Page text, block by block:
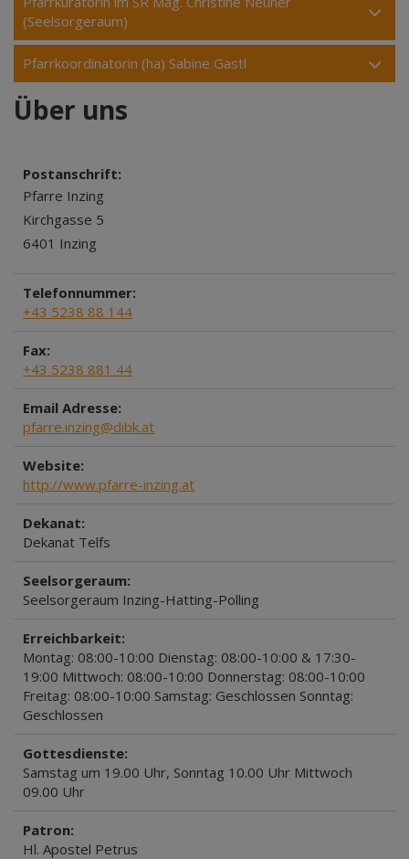
(Seelsorgeraum)
Pfarrkoordinatorin (ha) Sabine Gastl
Über uns
Postanschrift:
Pfarre Inzing
Kirchgasse 5
6401 Inzing
Telefonnummer:
+43 5238 88 144
Fax:
+43 5238 881 44
Email Adresse:
pfarre.inzing@dibk.at
Website:
http://www.pfarre-inzing.at
Dekanat:
Dekanat Telfs
Seelsorgeraum:
Seelsorgeraum Inzing-Hatting-Polling
Erreichbarkeit:
Montag: 08:00-10:00 Dienstag: 08:00-10:00 & 17:30-
19:00 Mittwoch: 08:00-10:00 Donnerstag: 08:00-10:00
Freitag: 08:00-10:00 Samstag: Geschlossen Sonntag:
Geschlossen
Gottesdienste:
Samstag um 19.00 Uhr, Sonntag 10.00 Uhr Mittwoch
09.00 Uhr
Patron:
Hl. Apostel Petrus